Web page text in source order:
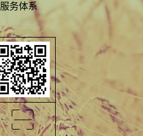
服务体系